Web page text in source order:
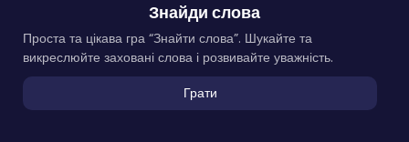
Знайди слова
Проста та цікава гра “Знайти слова”. Шукайте та
викреслюйте заховані слова і розвивайте уважність.
Грати